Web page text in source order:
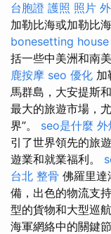
台胞證 護照 照片
加勒比海或加勒比
bonesetting house
括一些中美洲和南
鹿按摩 seo 優化 加
馬群島，大安提斯
最大的旅遊市場，
界”。 seo是什麼 外
引了世界領先的旅
遊業和就業福利。
台北 整骨 佛羅里達
備，出色的物流支
型的貨物和大型巡
海軍網絡中的關鍵